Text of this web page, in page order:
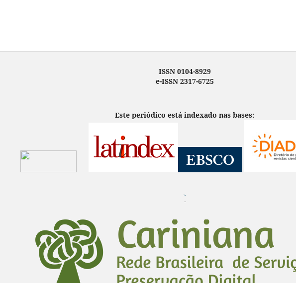
ISSN 0104-8929
e-ISSN 2317-6725
Este periódico está indexado nas bases:
¨